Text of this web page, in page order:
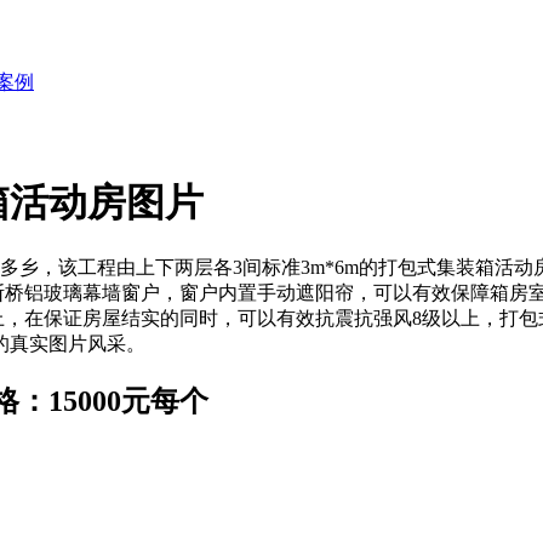
例
动房图片
乡，该工程由上下两层各3间标准3m*6m的打包式集装箱活
铝玻璃幕墙窗户，窗户内置手动遮阳帘，可以有效保障箱
在保证房屋结实的同时，可以有效抗震抗强风8级以上，打
实图片风采。
：15000元每个